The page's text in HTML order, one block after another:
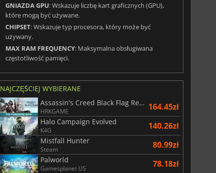
GNIAZDA GPU: Wskazuje liczbę kart graficznych (GPU),
które mogą być używane.
CHIPSET: Wskazuje typ procesora, który może być
używany.
MAX RAM FREQUENCY: Maksymalna obsługiwana
częstotliwość pamięci.
NAJCZĘŚCIEJ WYBIERANE
Assassin's Creed Black Flag Resynced
HRKGAME 164.45zł
Halo Campaign Evolved
K4G 140.26zł
Mistfall Hunter
Steam 80.99zł
Palworld
Gamesplanet US 78.18zł